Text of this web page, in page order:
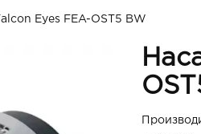
Eyes FEA-OST5 BW